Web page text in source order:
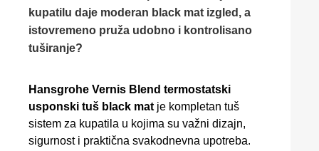
kupatilu daje moderan black mat izgled, a
istovremeno pruža udobno i kontrolisano
tuširanje?
Hansgrohe Vernis Blend termostatski
usponski tuš black mat je kompletan tuš
sistem za kupatila u kojima su važni dizajn,
sigurnost i praktična svakodnevna upotreba.